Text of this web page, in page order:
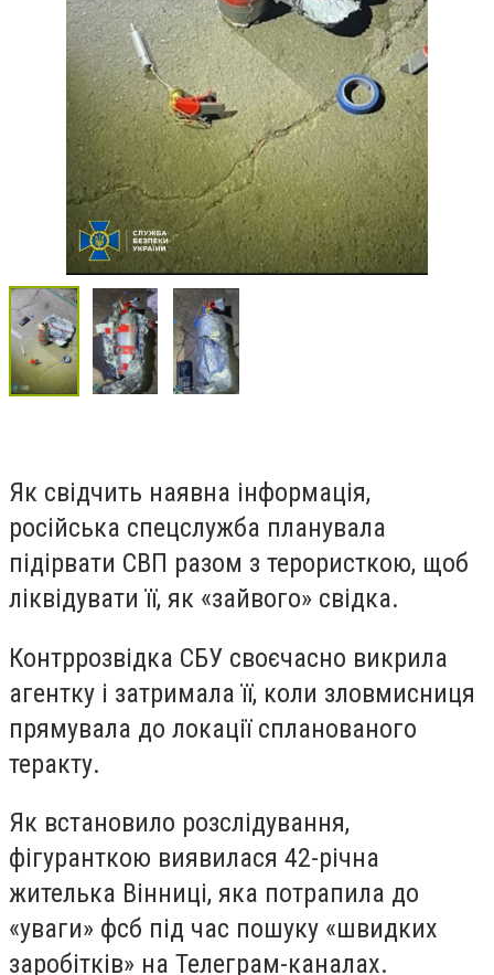
Як свідчить наявна інформація,
російська спецслужба планувала
підірвати СВП разом з терористкою, щоб
ліквідувати її, як «зайвого» свідка.
Контррозвідка СБУ своєчасно викрила
агентку і затримала її, коли зловмисниця
прямувала до локації спланованого
теракту.
Як встановило розслідування,
фігуранткою виявилася 42-річна
жителька Вінниці, яка потрапила до
«уваги» фсб під час пошуку «швидких
заробітків» на Телеграм-каналах.